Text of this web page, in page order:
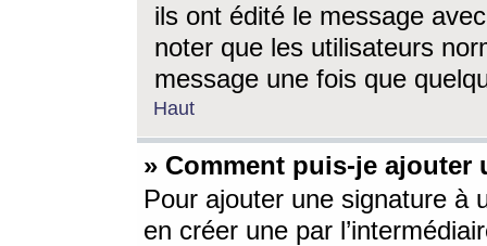
ils ont édité le message
noter que les utilisateurs
message une fois que
Haut
» Comment puis-je ajouter
Pour ajouter une signature à
en créer une par